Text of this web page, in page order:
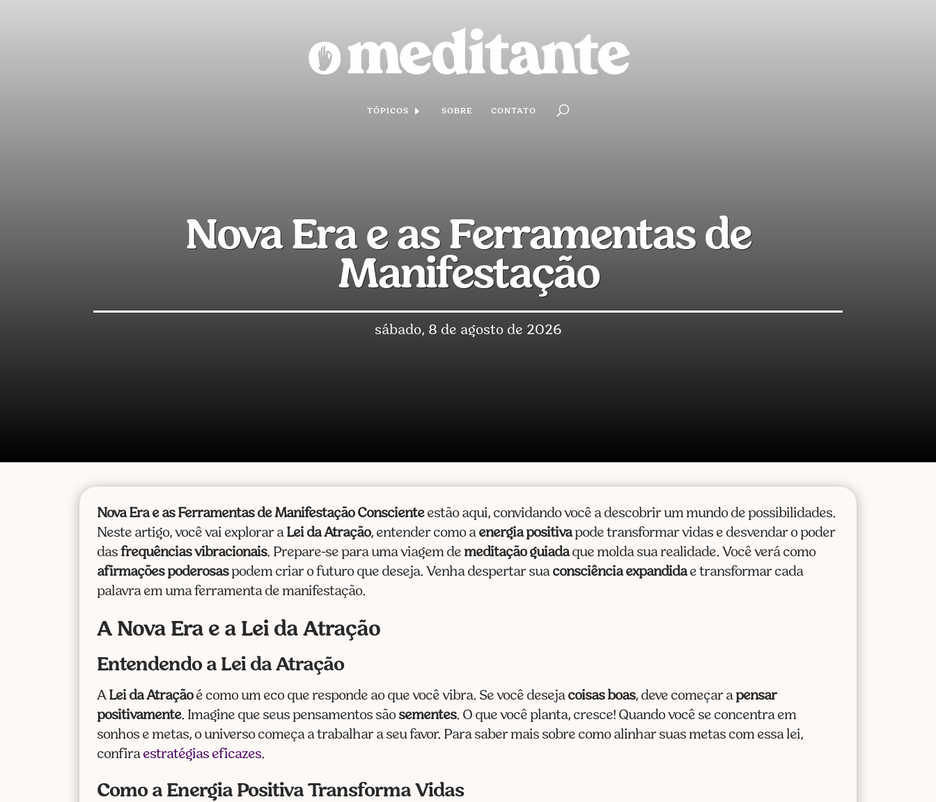
TÓPICOS SOBRE CONTATO
Nova Era e as Ferramentas de
Manifestação
sábado, 8 de agosto de 2026
Nova Era e as Ferramentas de Manifestação Conscienteestão aqui, convidando você a descobrir um mundo de possibilidades.
Neste artigo, você vai explorar a Lei da Atração, entender como a energia positivapode transformar vidas e desvendar o poder
dasfrequências vibracionais. Prepare-se para uma viagem de meditação guiadaque molda sua realidade. Você verá como
afirmações poderosaspodem criar o futuro que deseja. Venha despertar sua consciência expandidae transformar cada
palavra em uma ferramenta de manifestação.
A Nova Era e a Lei da Atração
Entendendo a Lei da Atração
A Lei da Atraçãoé como um eco que responde ao que você vibra. Se você deseja coisas boas, deve começar a pensar
positivamente. Imagine que seus pensamentos sãosementes. O que você planta, cresce! Quando você se concentra em
sonhos e metas, o universo começa a trabalhar a seu favor. Para saber mais sobre como alinhar suas metas com essa lei,
confira estratégias eficazes.
Como a Energia Positiva Transforma Vidas